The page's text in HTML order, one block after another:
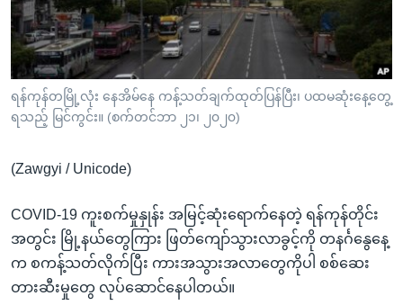
သို့
ကျော်
ကြည့်
ရန်
ရှာဖွေ
သို့
ဗွီအိုအေ လူမှုကွန်ယက်များ
ဘာသာစကားများ
ရန်ကုန်တမြို့လုံး နေအိမ်နေ ကန့်သတ်ချက်ထုတ်ပြန်ပြီး၊ ပထမဆုံးနေ့တွေ့
ရသည့် မြင်ကွင်း။ (စက်တင်ဘာ ၂၁၊ ၂၀၂၀)
(Zawgyi / Unicode)
COVID-19 ကူးစက်မှုနှုန်း အမြင့်ဆုံးရောက်နေတဲ့ ရန်ကုန်တိုင်း
အတွင်း မြို့နယ်တွေကြား ဖြတ်ကျော်သွားလာခွင့်ကို တနင်္ဂနွေနေ့
က စကန့်သတ်လိုက်ပြီး ကားအသွားအလာတွေကိုပါ စစ်ဆေး
တားဆီးမှုတွေ လုပ်ဆောင်နေပါတယ်။